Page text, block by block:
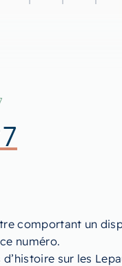
comportant un
numéro.
sur les